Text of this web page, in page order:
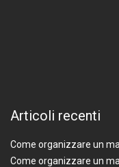
Articoli recenti
Come organizzare un
Come organizzare un